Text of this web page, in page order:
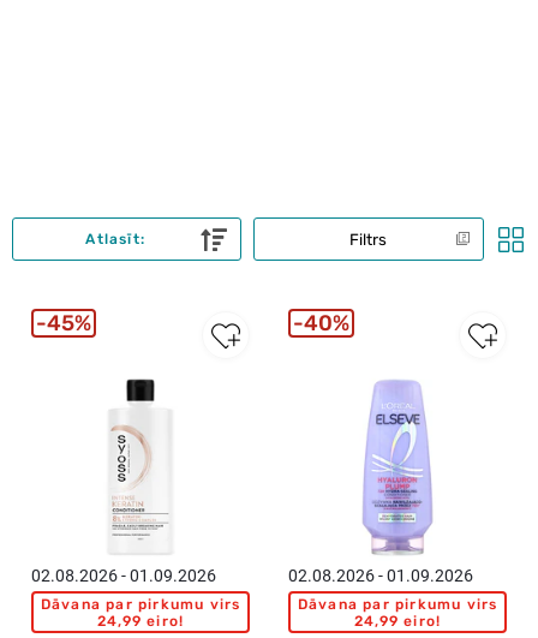
Filtrs
Atlasīt:
02.08.2026 - 01.09.2026
Dāvana par pirkumu virs
24,99 eiro!
45%
02.08.2026 - 01.09.2026
Dāvana par pirkumu virs
24,99 eiro!
40%